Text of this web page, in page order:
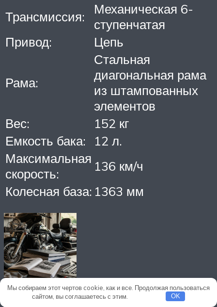
Трансмиссия:
Механическая 6-
ступенчатая
Привод:
Цепь
Рама:
Стальная
диагональная рама
из штампованных
элементов
Вес:
152 кг
Емкость бака:
12 л.
Максимальная
скорость:
136 км/ч
Колесная база: 1363 мм
Мы собираем этот чертов cookie, как и все. Продолжая пользоваться
сайтом, вы соглашаетесь с этим.
OK